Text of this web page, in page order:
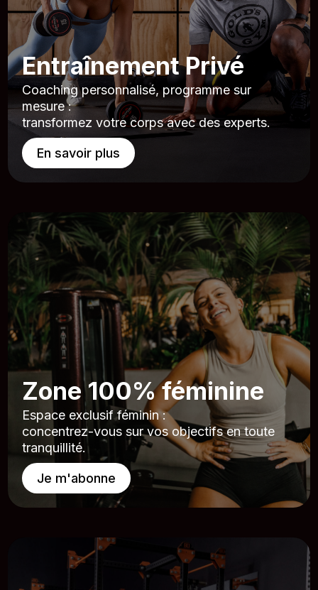
Entraînement Privé
Coaching personnalisé, programme sur
mesure :
transformez votre corps avec des experts.
En savoir plus
Zone 100% féminine
Espace exclusif féminin :
concentrez-vous sur vos objectifs en toute
tranquillité.
Je m'abonne